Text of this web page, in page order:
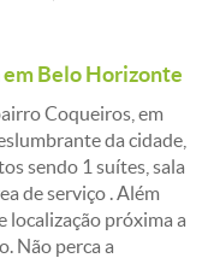
Belo Horizonte
Coqueiros, em
da cidade,
sendo 1 suítes, sala
de serviço . Além
localização próxima a
Não perca a